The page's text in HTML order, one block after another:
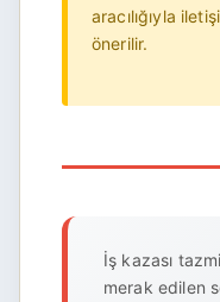
aracılığıyla
önerilir.
İş kazası
merak edilen